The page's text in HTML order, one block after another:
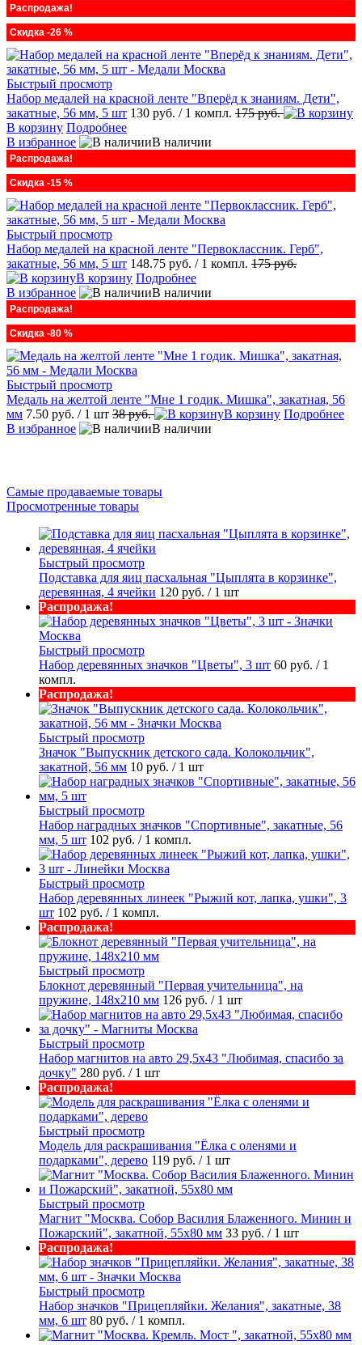
Распродажа!
Скидка -26 %
Быстрый просмотр
Набор медалей на красной ленте "Вперёд к знаниям. Дети",
закатные, 56 мм, 5 шт 130 руб. / 1 компл. 175 руб.
В корзину Подробнее
В избранное
В наличии
Распродажа!
Скидка -15 %
Быстрый просмотр
Набор медалей на красной ленте "Первоклассник. Герб",
закатные, 56 мм, 5 шт 148.75 руб. / 1 компл. 175 руб.
В корзину Подробнее
В избранное
В наличии
Распродажа!
Скидка -80 %
Быстрый просмотр
Медаль на желтой ленте "Мне 1 годик. Мишка", закатная, 56
мм 7.50 руб. / 1 шт 38 руб. В корзину Подробнее
В избранное
В наличии
Самые продаваемые товары
Просмотренные товары
Быстрый просмотр
Подставка для яиц пасхальная "Цыплята в корзинке",
деревянная, 4 ячейки 120 руб. / 1 шт
Распродажа!
Быстрый просмотр
Набор деревянных значков "Цветы", 3 шт 60 руб. / 1
компл.
Распродажа!
Быстрый просмотр
Значок "Выпускник детского сада. Колокольчик",
закатной, 56 мм 10 руб. / 1 шт
Быстрый просмотр
Набор наградных значков "Спортивные", закатные, 56
мм, 5 шт 102 руб. / 1 компл.
Быстрый просмотр
Набор деревянных линеек "Рыжий кот, лапка, ушки", 3
шт 102 руб. / 1 компл.
Распродажа!
Быстрый просмотр
Блокнот деревянный "Первая учительница", на
пружине, 148х210 мм 126 руб. / 1 шт
Быстрый просмотр
Набор магнитов на авто 29,5х43 "Любимая, спасибо за
дочку" 280 руб. / 1 шт
Распродажа!
Быстрый просмотр
Модель для раскрашивания "Ёлка с оленями и
подарками", дерево 119 руб. / 1 шт
Быстрый просмотр
Магнит "Москва. Собор Василия Блаженного. Минин и
Пожарский", закатной, 55х80 мм 33 руб. / 1 шт
Распродажа!
Быстрый просмотр
Набор значков "Прицепляйки. Желания", закатные, 38
мм, 6 шт 80 руб. / 1 компл.